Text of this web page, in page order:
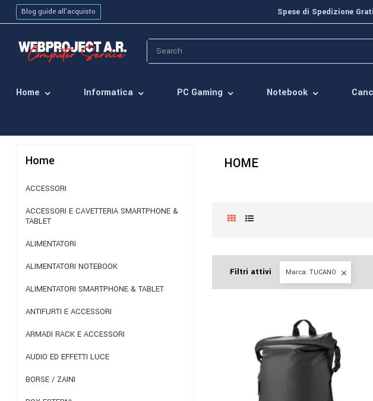
Blog guide all'acquisto Spese di Spedizione
Home Informatica PC Gaming Notebook
Home
ACCESSORI
ACCESSORI E CAVETTERIA SMARTPHONE &
TABLET
ALIMENTATORI
ALIMENTATORI NOTEBOOK
ALIMENTATORI SMARTPHONE & TABLET
ANTIFURTI E ACCESSORI
ARMADI RACK E ACCESSORI
AUDIO ED EFFETTI LUCE
BORSE / ZAINI
HOME
Filtri attivi Marca: TUCANO 